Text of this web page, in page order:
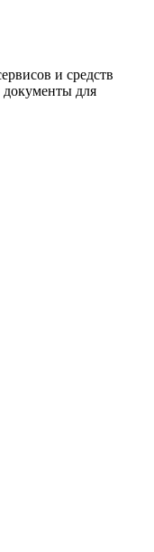
и средств
для